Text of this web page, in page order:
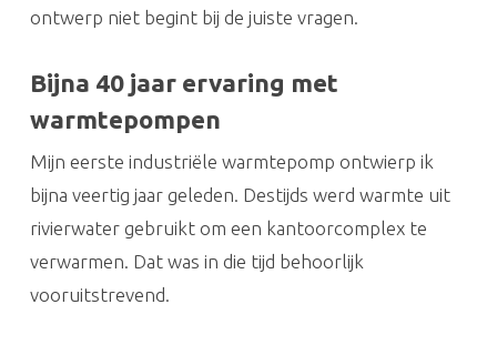
ontwerp niet begint bij de juiste vragen.
Bijna 40 jaar ervaring met
warmtepompen
Mijn eerste industriële warmtepomp ontwierp ik
bijna veertig jaar geleden. Destijds werd warmte uit
rivierwater gebruikt om een kantoorcomplex te
verwarmen. Dat was in die tijd behoorlijk
vooruitstrevend.